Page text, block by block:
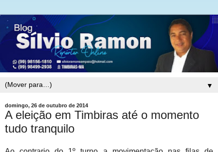
▼
domingo, 26 de outubro de 2014
A eleição em Timbiras até o momento
tudo tranquilo